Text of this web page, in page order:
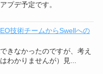
プデ予定です。
技術チームからSwellへの
きなかったのですが、考え
わかりませんが）見...